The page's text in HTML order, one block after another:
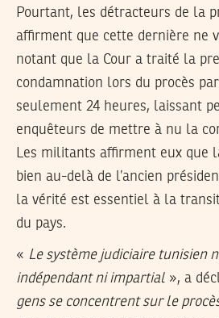
Pourtant, les détracteurs de la
affirment que cette dernière ne
notant que la Cour a traité la
condamnation lors du procès
seulement 24 heures, laissant
enquêteurs de mettre à nu la
Les militants affirment eux que
bien au-delà de l’ancien
la vérité est essentiel à la
du pays.
« Le système judiciaire tunisien
indépendant ni impartial », a
gens se concentrent sur le